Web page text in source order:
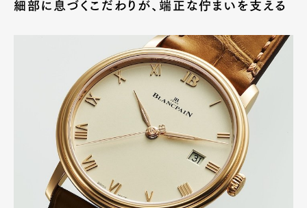
細部に息づくこだわりが、端正な佇まいを支える